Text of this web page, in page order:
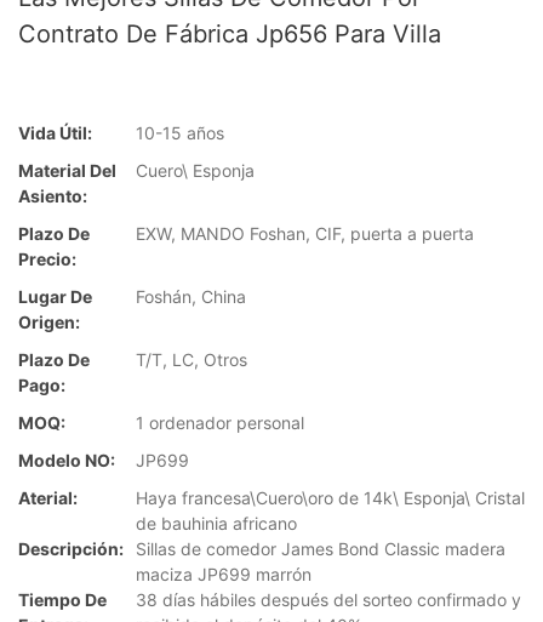
Contrato De Fábrica Jp656 Para Villa
Vida Útil:
10-15 años
Material Del
Asiento:
Cuero\ Esponja
Plazo De
Precio:
EXW, MANDO Foshan, CIF, puerta a puerta
Lugar De
Origen:
Foshán, China
Plazo De
Pago:
T/T, LC, Otros
MOQ:
1 ordenador personal
Modelo NO:
JP699
Aterial:
Haya francesa\Cuero\oro de 14k\ Esponja\ Cristal
de bauhinia africano
Descripción:
Sillas de comedor James Bond Classic madera
maciza JP699 marrón
Tiempo De
38 días hábiles después del sorteo confirmado y